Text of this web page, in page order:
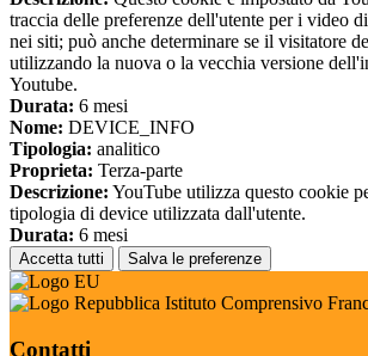
traccia delle preferenze dell'utente per i video
nei siti; può anche determinare se il visitatore
utilizzando la nuova o la vecchia versione
Youtube.
Durata: 6 mesi
Nome: DEVICE_INFO
Tipologia: analitico
Proprieta: Terza-parte
Descrizione: YouTube utilizza questo cookie
tipologia di device utilizzata dall'utente.
Durata: 6 mesi
Accetta tutti Salva le preferenze
Istituto Comprensivo
Contatti